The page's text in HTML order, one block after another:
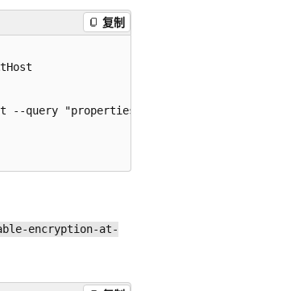
复制
--query "properties.state"
encryption-at-